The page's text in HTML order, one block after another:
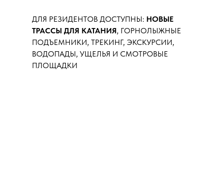
ДЛЯ РЕЗИДЕНТОВ ДОСТУПНЫ: НОВЫЕ
ТРАССЫ ДЛЯ КАТАНИЯ, ГОРНОЛЫЖНЫЕ
ПОДЪЕМНИКИ, ТРЕКИНГ, ЭКСКУРСИИ,
ВОДОПАДЫ, УЩЕЛЬЯ И СМОТРОВЫЕ
ПЛОЩАДКИ